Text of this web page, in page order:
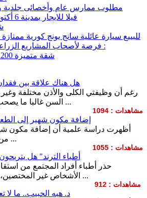
هل هناك علاقة بين
رغم أن وظيفتي الكلى والأذن مختلفة
السن غالبا ما يصحب أمراض الكلى مشاكل ...
مشاهدات : 1094
إضافة مكون شهير إلى
أظهرت دراسة علمية أن إضافة مكون
من خطر الإصابة بالاكتئاب ...
مشاهدات : 1055
"أطباء الترند" هل
حذر أطباء أفراد المجتمع من
الأشخاص غير المختصين، المنتشرين على وسائل ...
مشاهدات : 912
د. هبه الحبيب.. ما